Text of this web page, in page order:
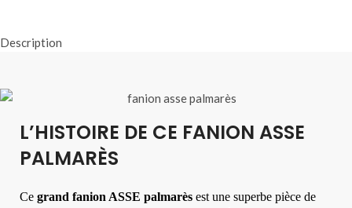
Description
L’HISTOIRE DE CE FANION ASSE
PALMARÈS
Ce grand fanion ASSE palmarès est une superbe pièce de